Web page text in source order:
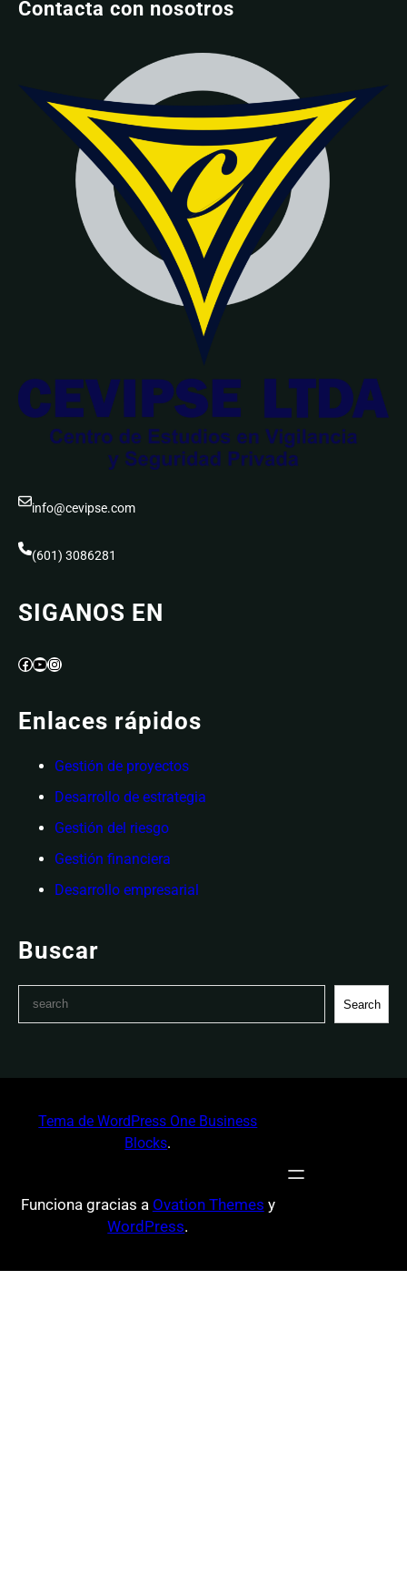
Contacta con nosotros
info@cevipse.com
(601) 3086281
SIGANOS EN
Facebook YouTube Instagram
Enlaces rápidos
Gestión de proyectos
Desarrollo de estrategia
Gestión del riesgo
Gestión financiera
Desarrollo empresarial
Buscar
c
Search
Tema de WordPress One Business
Blocks.
Funciona gracias a Ovation Themes y
WordPress.